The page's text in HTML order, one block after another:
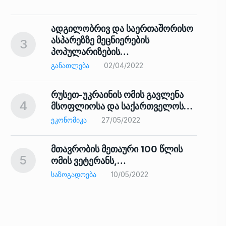
3
ადგილობრივ და საერთაშორისო
ასპარეზზე მეცნიერების
პოპულარიზების…
ᲒᲐᲜᲐᲗᲚᲔᲑᲐ 02/04/2022
4
რუსეთ-უკრაინის ომის გავლენა
მსოფლიოსა და საქართველოს…
ᲔᲙᲝᲜᲝᲛᲘᲙᲐ 27/05/2022
5
მთავრობის მეთაური 100 წლის
ომის ვეტერანს,…
ᲡᲐᲖᲝᲒᲐᲓᲝᲔᲑᲐ 10/05/2022